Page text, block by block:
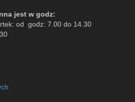
jest w godz:
od godz: 7.00 do 14.30